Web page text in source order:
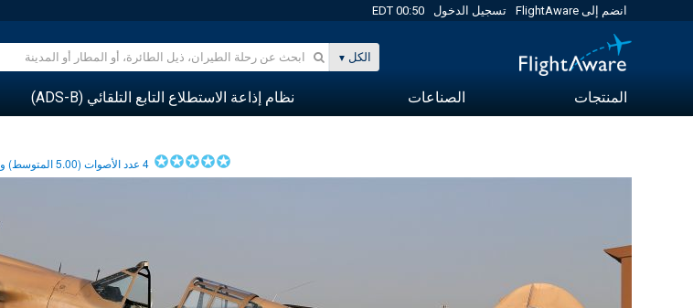
انضم إلى FlightAware تسجيل الدخول 00:50 EDT
الكل
المنتجات الصناعات نظام إذاعة الاستطلاع التابع التلقائي (ADS-B)
4عدد الأصوات (5.00المتوسط) و